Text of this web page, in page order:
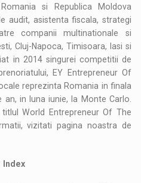
si Republica Moldova
audit, asistenta fiscala, strategi
companii multinationale si
Cluj-Napoca, Timisoara, Iasi si
in 2014 singurei competitii de
EY Entrepreneur Of
reprezinta Romania in finala
in luna iunie, la Monte Carlo.
World Entrepreneur Of The
vizitati pagina noastra de
Index